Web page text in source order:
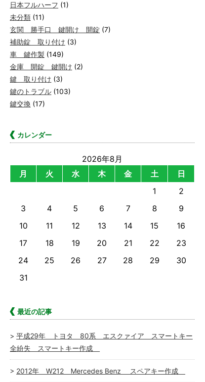
日本フルハーフ (1)
未分類 (11)
玄関 勝手口 鍵開け 開錠 (7)
補助錠 取り付け (3)
車 鍵作製 (149)
金庫 開錠 鍵開け (2)
鍵 取り付け (3)
鍵のトラブル (103)
鍵交換 (17)
カレンダー
2026年8月
月
火 水 木 金 土
日
1
2
3
4 5 6 7 8
9
10
11 12 13 14 15
16
17
18 19 20 21 22
23
24
25 26 27 28 29
30
31
最近の記事
平成29年 トヨタ 80系 エスクァイア スマートキー
全紛失 スマートキー作成
2012年 W212 Mercedes Benz スペアキー作成